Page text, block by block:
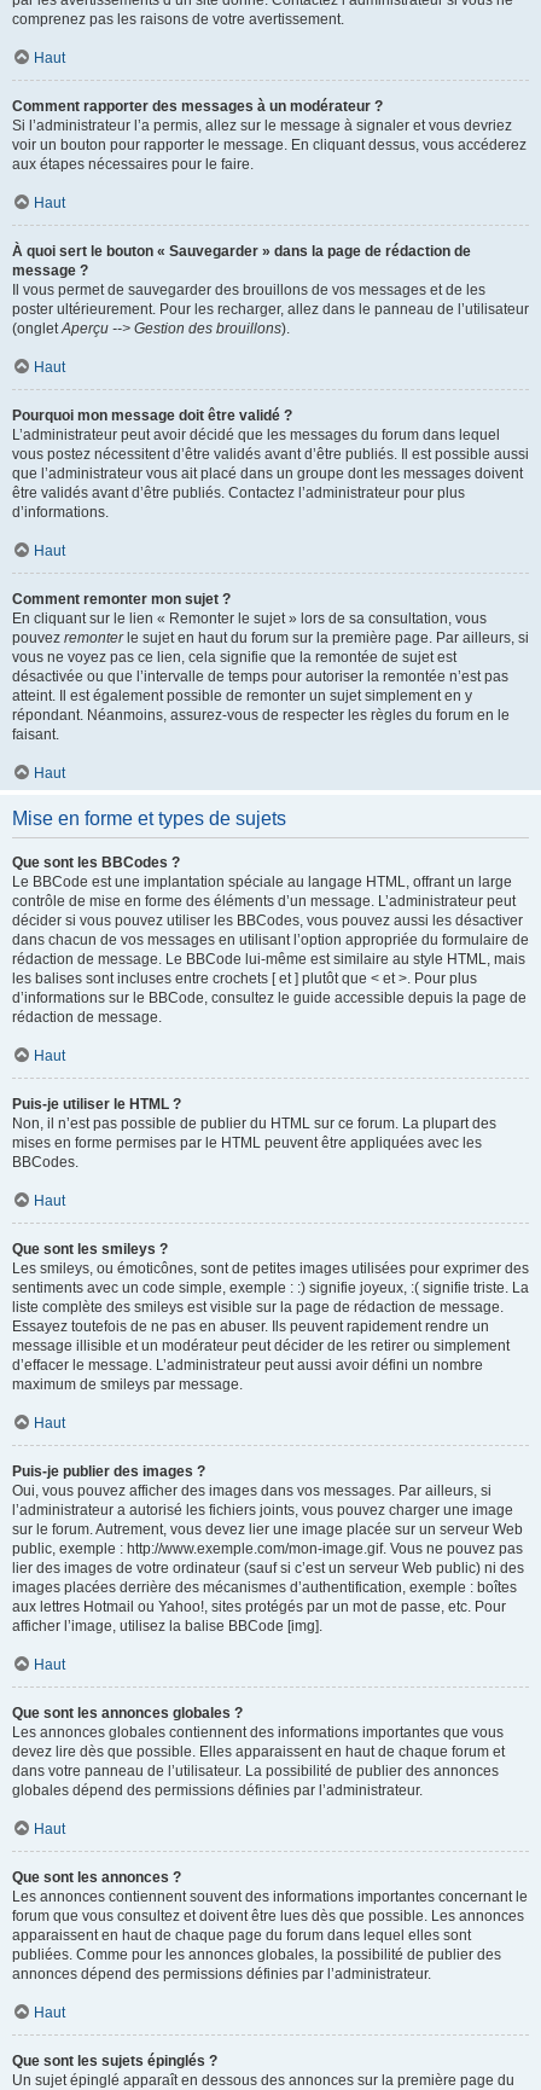
comprenez pas les raisons de votre avertissement.
Haut
Comment rapporter des messages à un modérateur ?
Si l’administrateur l’a permis, allez sur le message à signaler et vous devriez
voir un bouton pour rapporter le message. En cliquant dessus, vous accéderez
aux étapes nécessaires pour le faire.
Haut
À quoi sert le bouton « Sauvegarder » dans la page de rédaction de
message ?
Il vous permet de sauvegarder des brouillons de vos messages et de les
poster ultérieurement. Pour les recharger, allez dans le panneau de l’utilisateur
(ongletAperçu --> Gestion des brouillons).
Haut
Pourquoi mon message doit être validé ?
L’administrateur peut avoir décidé que les messages du forum dans lequel
vous postez nécessitent d’être validés avant d’être publiés. Il est possible aussi
que l’administrateur vous ait placé dans un groupe dont les messages doivent
être validés avant d’être publiés. Contactez l’administrateur pour plus
d’informations.
Haut
Comment remonter mon sujet ?
En cliquant sur le lien « Remonter le sujet » lors de sa consultation, vous
pouvez remonterle sujet en haut du forum sur la première page. Par ailleurs, si
vous ne voyez pas ce lien, cela signifie que la remontée de sujet est
désactivée ou que l’intervalle de temps pour autoriser la remontée n’est pas
atteint. Il est également possible de remonter un sujet simplement en y
répondant. Néanmoins, assurez-vous de respecter les règles du forum en le
faisant.
Haut
Mise en forme et types de sujets
Que sont les BBCodes ?
Le BBCode est une implantation spéciale au langage HTML, offrant un large
contrôle de mise en forme des éléments d’un message. L’administrateur peut
décider si vous pouvez utiliser les BBCodes, vous pouvez aussi les désactiver
dans chacun de vos messages en utilisant l’option appropriée du formulaire de
rédaction de message. Le BBCode lui-même est similaire au style HTML, mais
les balises sont incluses entre crochets [ et ] plutôt que < et >. Pour plus
d’informations sur le BBCode, consultez le guide accessible depuis la page de
rédaction de message.
Haut
Puis-je utiliser le HTML ?
Non, il n’est pas possible de publier du HTML sur ce forum. La plupart des
mises en forme permises par le HTML peuvent être appliquées avec les
BBCodes.
Haut
Que sont les smileys ?
Les smileys, ou émoticônes, sont de petites images utilisées pour exprimer des
sentiments avec un code simple, exemple : :) signifie joyeux, :( signifie triste. La
liste complète des smileys est visible sur la page de rédaction de message.
Essayez toutefois de ne pas en abuser. Ils peuvent rapidement rendre un
message illisible et un modérateur peut décider de les retirer ou simplement
d’effacer le message. L’administrateur peut aussi avoir défini un nombre
maximum de smileys par message.
Haut
Puis-je publier des images ?
Oui, vous pouvez afficher des images dans vos messages. Par ailleurs, si
l’administrateur a autorisé les fichiers joints, vous pouvez charger une image
sur le forum. Autrement, vous devez lier une image placée sur un serveur Web
public, exemple : http://www.exemple.com/mon-image.gif. Vous ne pouvez pas
lier des images de votre ordinateur (sauf si c’est un serveur Web public) ni des
images placées derrière des mécanismes d’authentification, exemple : boîtes
aux lettres Hotmail ou Yahoo!, sites protégés par un mot de passe, etc. Pour
afficher l’image, utilisez la balise BBCode [img].
Haut
Que sont les annonces globales ?
Les annonces globales contiennent des informations importantes que vous
devez lire dès que possible. Elles apparaissent en haut de chaque forum et
dans votre panneau de l’utilisateur. La possibilité de publier des annonces
globales dépend des permissions définies par l’administrateur.
Haut
Que sont les annonces ?
Les annonces contiennent souvent des informations importantes concernant le
forum que vous consultez et doivent être lues dès que possible. Les annonces
apparaissent en haut de chaque page du forum dans lequel elles sont
publiées. Comme pour les annonces globales, la possibilité de publier des
annonces dépend des permissions définies par l’administrateur.
Haut
Que sont les sujets épinglés ?
Un sujet épinglé apparaît en dessous des annonces sur la première page du